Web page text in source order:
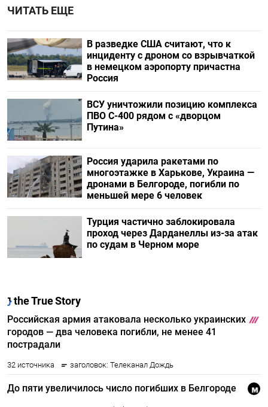
ЧИТАТЬ ЕЩЕ
В разведке США считают, что к
инциденту с дроном со взрывчаткой
в немецком аэропорту причастна
Россия
ВСУ уничтожили позицию комплекса
ПВО С-400 рядом с «дворцом
Путина»
Россия ударила ракетами по
многоэтажке в Харькове, Украина —
дронами в Белгороде, погибли по
меньшей мере 6 человек
Турция частично заблокировала
проход через Дарданеллы из-за атак
по судам в Черном море